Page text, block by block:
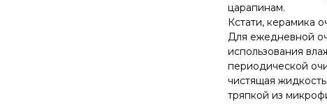
царапинам.
Кстати, керамика
Для ежедневной
использования
периодической
чистящая
тряпкой из